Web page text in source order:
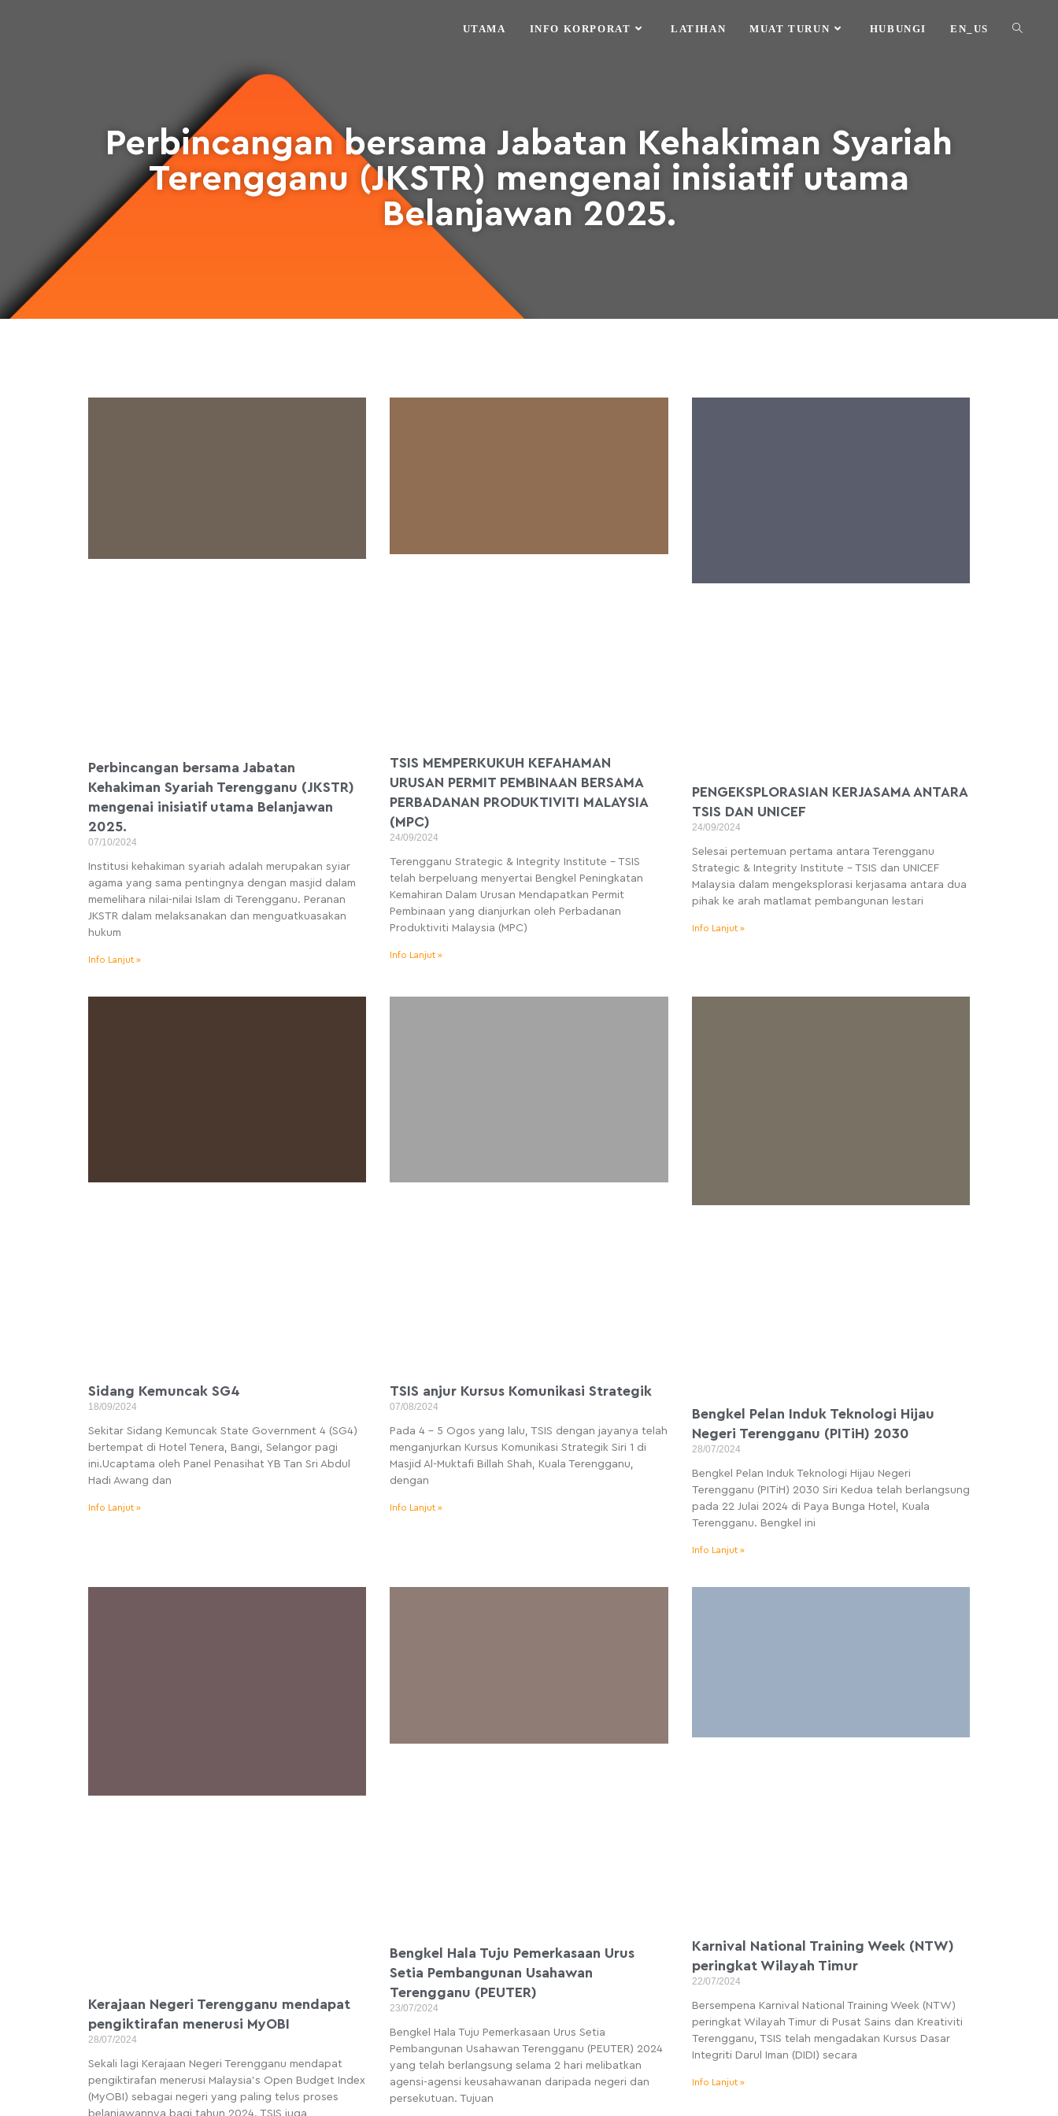
UTAMA INFO KORPORAT LATIHAN MUAT TURUN HUBUNGI EN_US
Perbincangan bersama Jabatan Kehakiman Syariah
Terengganu (JKSTR) mengenai inisiatif utama
Belanjawan 2025.
Perbincangan bersama Jabatan
Kehakiman Syariah Terengganu (JKSTR)
mengenai inisiatif utama Belanjawan
2025.
07/10/2024
Institusi kehakiman syariah adalah merupakan syiar
agama yang sama pentingnya dengan masjid dalam
memelihara nilai-nilai Islam di Terengganu. Peranan
JKSTR dalam melaksanakan dan menguatkuasakan
hukum
Info Lanjut »
TSIS MEMPERKUKUH KEFAHAMAN
URUSAN PERMIT PEMBINAAN BERSAMA
PERBADANAN PRODUKTIVITI MALAYSIA
(MPC)
24/09/2024
Terengganu Strategic & Integrity Institute – TSIS
telah berpeluang menyertai Bengkel Peningkatan
Kemahiran Dalam Urusan Mendapatkan Permit
Pembinaan yang dianjurkan oleh Perbadanan
Produktiviti Malaysia (MPC)
Info Lanjut »
PENGEKSPLORASIAN KERJASAMA ANTARA
TSIS DAN UNICEF
24/09/2024
Selesai pertemuan pertama antara Terengganu
Strategic & Integrity Institute – TSIS dan UNICEF
Malaysia dalam mengeksplorasi kerjasama antara dua
pihak ke arah matlamat pembangunan lestari
Info Lanjut »
Sidang Kemuncak SG4
18/09/2024
Sekitar Sidang Kemuncak State Government 4 (SG4)
bertempat di Hotel Tenera, Bangi, Selangor pagi
ini.Ucaptama oleh Panel Penasihat YB Tan Sri Abdul
Hadi Awang dan
Info Lanjut »
TSIS anjur Kursus Komunikasi Strategik
07/08/2024
Pada 4 – 5 Ogos yang lalu, TSIS dengan jayanya telah
menganjurkan Kursus Komunikasi Strategik Siri 1 di
Masjid Al-Muktafi Billah Shah, Kuala Terengganu,
dengan
Info Lanjut »
Bengkel Pelan Induk Teknologi Hijau
Negeri Terengganu (PITiH) 2030
28/07/2024
Bengkel Pelan Induk Teknologi Hijau Negeri
Terengganu (PITiH) 2030 Siri Kedua telah berlangsung
pada 22 Julai 2024 di Paya Bunga Hotel, Kuala
Terengganu. Bengkel ini
Info Lanjut »
Kerajaan Negeri Terengganu mendapat
pengiktirafan menerusi MyOBI
28/07/2024
Sekali lagi Kerajaan Negeri Terengganu mendapat
pengiktirafan menerusi Malaysia’s Open Budget Index
(MyOBI) sebagai negeri yang paling telus proses
Bengkel Hala Tuju Pemerkasaan Urus
Setia Pembangunan Usahawan
Terengganu (PEUTER)
23/07/2024
Bengkel Hala Tuju Pemerkasaan Urus Setia
Pembangunan Usahawan Terengganu (PEUTER) 2024
yang telah berlangsung selama 2 hari melibatkan
agensi-agensi keusahawanan daripada negeri dan
persekutuan. Tujuan
Karnival National Training Week (NTW)
peringkat Wilayah Timur
22/07/2024
Bersempena Karnival National Training Week (NTW)
peringkat Wilayah Timur di Pusat Sains dan Kreativiti
Terengganu, TSIS telah mengadakan Kursus Dasar
Integriti Darul Iman (DIDI) secara
Info Lanjut »